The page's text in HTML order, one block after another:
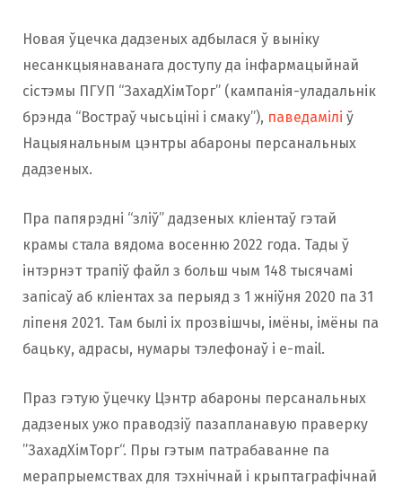
Новая ўцечка дадзеных адбылася ў выніку
несанкцыянаванага доступу да інфармацыйнай
сістэмы ПГУП “ЗахадХімТорг” (кампанія-уладальнік
брэнда “Востраў чысьціні і смаку”), паведамілі ў
Нацыянальным цэнтры абароны персанальных
дадзеных.
Пра папярэдні “зліў” дадзеных кліентаў гэтай
крамы стала вядома восенню 2022 года. Тады ў
інтэрнэт трапіў файл з больш чым 148 тысячамі
запісаў аб кліентах за перыяд з 1 жніўня 2020 па 31
ліпеня 2021. Там былі іх прозвішчы, імёны, імёны па
бацьку, адрасы, нумары тэлефонаў і e-mail.
Праз гэтую ўцечку Цэнтр абароны персанальных
дадзеных ужо праводзіў пазапланавую праверку
”ЗахадХімТорг“. Пры гэтым патрабаванне па
мерапрыемствах для тэхнічнай і крыптаграфічнай